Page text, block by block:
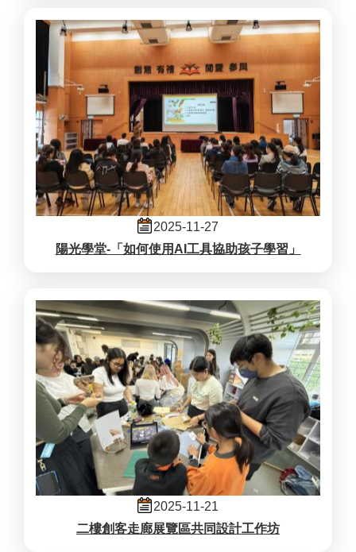
2025-11-27
陽光學堂-「如何使用AI工具協助孩子學習」
2025-11-21
二樓創客走廊展覽區共同設計工作坊